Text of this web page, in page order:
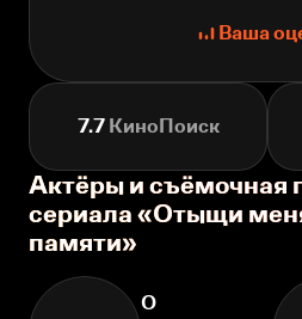
Ваша
7.7КиноПоиск
Актёры и съёмочная
сериала «Отыщи
памяти»
О